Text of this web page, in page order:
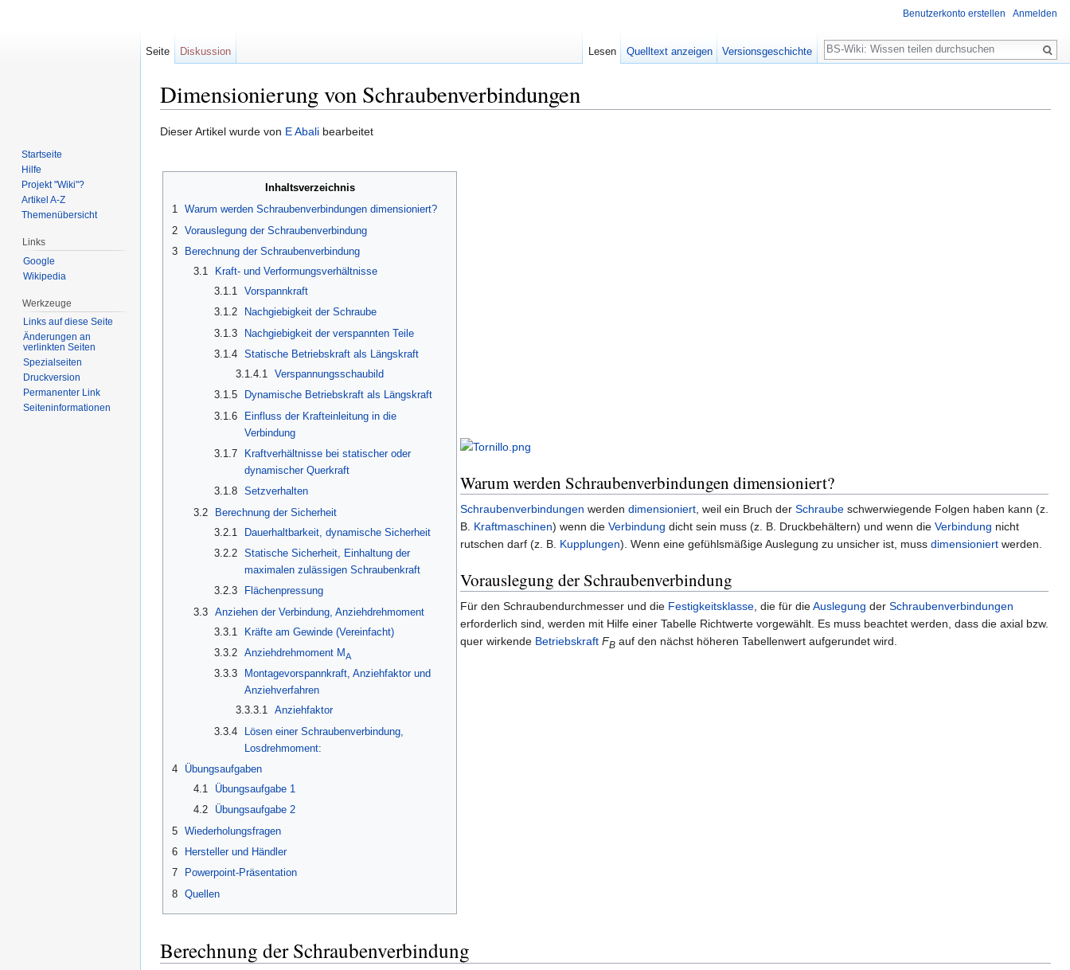
Dimensionierung von Schraubenverbindungen
Dieser Artikel wurde von E Abali bearbeitet
Inhaltsverzeichnis
1 Warum werden Schraubenverbindungen dimensioniert?
2 Vorauslegung der Schraubenverbindung
3
Berechnung der Schraubenverbindung
3.1
Kraft- und Verformungsverhältnisse
3.1.1
Vorspannkraft
3.1.2
Nachgiebigkeit der Schraube
3.1.3
Nachgiebigkeit der verspannten Teile
3.1.4
Statische Betriebskraft als Längskraft
3.1.4.1
Verspannungsschaubild
3.1.5
Dynamische Betriebskraft als Längskraft
3.1.6
Einfluss der Krafteinleitung in die
Verbindung
3.1.7
Kraftverhältnisse bei statischer oder
dynamischer Querkraft
3.1.8
Setzverhalten
3.2
Berechnung der Sicherheit
3.2.1
Dauerhaltbarkeit, dynamische Sicherheit
3.2.2
Statische Sicherheit, Einhaltung der
maximalen zulässigen Schraubenkraft
3.2.3
Flächenpressung
3.3
Anziehen der Verbindung, Anziehdrehmoment
3.3.1
Kräfte am Gewinde (Vereinfacht)
3.3.2
Anziehdrehmoment MA
3.3.3
Montagevorspannkraft, Anziehfaktor und
Anziehverfahren
3.3.3.1
Anziehfaktor
3.3.4
Lösen einer Schraubenverbindung,
Losdrehmoment:
4
Übungsaufgaben
4.1
Übungsaufgabe 1
4.2
Übungsaufgabe 2
5 Wiederholungsfragen
6
Hersteller und Händler
7
Powerpoint-Präsentation
8 Quellen
Warum werden Schraubenverbindungen dimensioniert?
Schraubenverbindungen werden dimensioniert , weil ein Bruch der Schraube schwerwiegende Folgen haben kann (z.
B. Kraftmaschinen) wenn die Verbindung dicht sein muss (z. B. Druckbehältern) und wenn die Verbindung nicht
rutschen darf (z. B. Kupplungen). Wenn eine gefühlsmäßige Auslegung zu unsicher ist, muss dimensioniert werden.
Vorauslegung der Schraubenverbindung
Für den Schraubendurchmesser und die Festigkeitsklasse , die für dieAuslegung der Schraubenverbindungen
erforderlich sind, werden mit Hilfe einer Tabelle Richtwerte vorgewählt. Es muss beachtet werden, dass die axial bzw.
quer wirkende Betriebskraft FB auf den nächst höheren Tabellenwert aufgerundet wird.
Berechnung der Schraubenverbindung
Benutzerkonto erstellen Anmelden
Seite Diskussion Lesen Quelltext anzeigen Versionsgeschichte
Suche
Startseite
Hilfe
Projekt "Wiki"?
Artikel A-Z
Themenübersicht
Links
Google
Wikipedia
Werkzeuge
Links auf diese Seite
Änderungen an
verlinkten Seiten
Spezialseiten
Druckversion
Permanenter Link
Seiten­informationen